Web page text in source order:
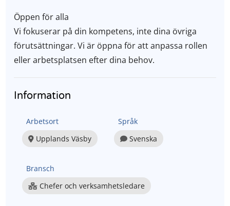
Öppen för alla
Vi fokuserar på din kompetens, inte dina övriga
förutsättningar. Vi är öppna för att anpassa rollen
eller arbetsplatsen efter dina behov.
Information
Arbetsort
Upplands Väsby
Språk
Svenska
Bransch
Chefer och verksamhetsledare